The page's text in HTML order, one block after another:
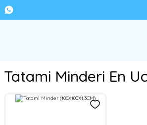
Tatami Minderi En